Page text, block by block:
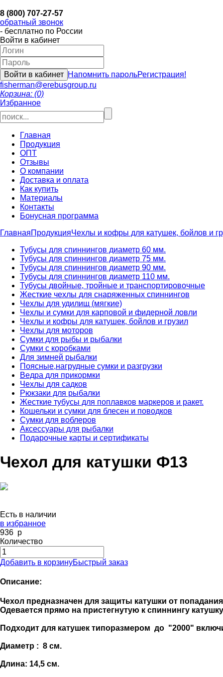
8 (800) 707-27-57
обратный звонок
- бесплатно по России
Войти в кабинет
Напомнить парольРегистрация!
fisherman@erebusgroup.ru
Корзина: (0)
Избранное
Главная
Продукция
ОПТ
Отзывы
О компании
Доставка и оплата
Как купить
Материалы
Контакты
Бонусная программа
ГлавнаяПродукцияЧехлы и кофры для катушек, бойлов и
Тубусы для спиннингов диаметр 60 мм.
Тубусы для спиннингов диаметр 75 мм.
Тубусы для спиннингов диаметр 90 мм.
Тубусы для спиннингов диаметр 110 мм.
Тубусы двойные, тройные и транспортировочные
Жесткие чехлы для снаряженных спиннингов
Чехлы для удилищ (мягкие)
Чехлы и сумки для карповой и фидерной ловли
Чехлы и кофры для катушек, бойлов и грузил
Чехлы для моторов
Сумки для рыбы и рыбалки
Сумки с коробками
Для зимней рыбалки
Поясные,нагрудные сумки и разгрузки
Ведра для прикормки
Чехлы для садков
Рюкзаки для рыбалки
Жесткие тубусы для поплавков маркеров и ракет.
Кошельки и сумки для блесен и поводков
Сумки для воблеров
Аксессуары для рыбалки
Подарочные карты и сертификаты
Чехол для катушки Ф13
Есть в наличии
в избранное
936 p
Количество
Добавить в корзинуБыстрый заказ
Описание:
Чехол предназначен для защиты катушки от
Одевается прямо на пристегнутую к спиннингу
Подходит для катушек типоразмером до "2000"
Диаметр : 8 см.
Длина: 14,5 см.